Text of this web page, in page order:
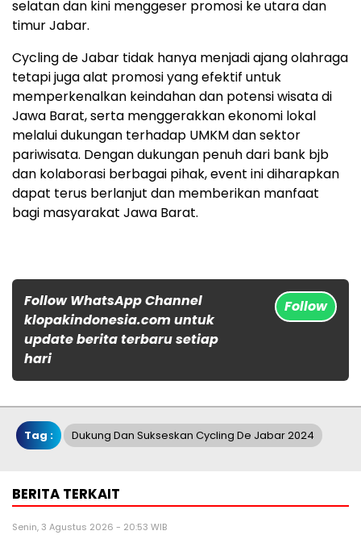
selatan dan kini menggeser promosi ke utara dan
timur Jabar.
Cycling de Jabar tidak hanya menjadi ajang olahraga
tetapi juga alat promosi yang efektif untuk
memperkenalkan keindahan dan potensi wisata di
Jawa Barat, serta menggerakkan ekonomi lokal
melalui dukungan terhadap UMKM dan sektor
pariwisata. Dengan dukungan penuh dari bank bjb
dan kolaborasi berbagai pihak, event ini diharapkan
dapat terus berlanjut dan memberikan manfaat
bagi masyarakat Jawa Barat.
Follow WhatsApp Channel
klopakindonesia.com untuk
update berita terbaru setiap
hari
Follow
Tag : Dukung Dan Sukseskan Cycling De Jabar 2024
BERITA TERKAIT
Senin, 3 Agustus 2026 - 20:53 WIB